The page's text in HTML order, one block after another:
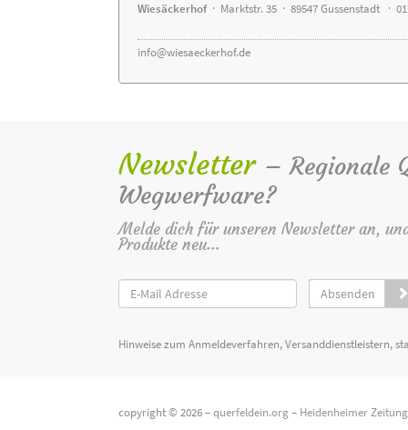
Wiesäckerhof· Marktstr. 35 · 89547 Gussenstadt ·
info@wiesaeckerhof.de
Newsletter – Regionale
Wegwerfware?
Melde dich für unseren Newsletter an,
Produkte neu...
Absenden
Hinweise zum Anmeldeverfahren, Versanddienstleistern,
copyright © 2026 –querfeldein.org– Heidenheimer